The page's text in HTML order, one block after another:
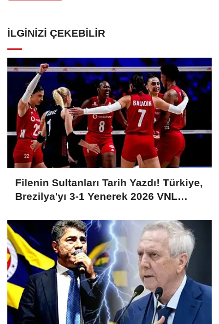
İLGINIZI ÇEKEBILIR
Filenin Sultanları Tarih Yazdı! Türkiye,
Brezilya'yı 3-1 Yenerek 2026 VNL